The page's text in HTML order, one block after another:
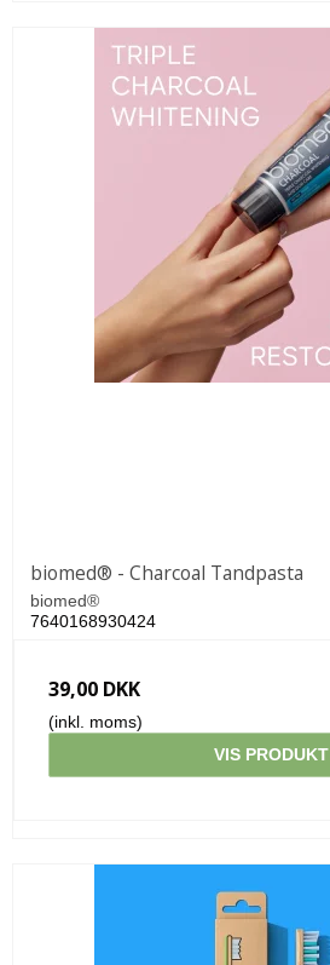
biomed® - Charcoal Tandpasta
biomed®
7640168930424
39,00 DKK
(inkl. moms)
VIS PRODUKT